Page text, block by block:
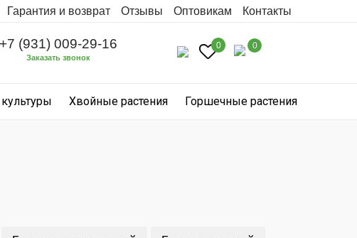
Гарантия и возврат Отзывы Оптовикам Контакты
+7 (931) 009-29-16
Заказать звонок
0 0
Хвойные растения Горшечные растения